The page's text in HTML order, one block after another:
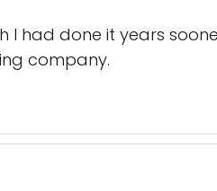
I had done it years
company.